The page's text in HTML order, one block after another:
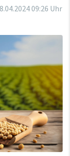
.04.202409:26 Uhr